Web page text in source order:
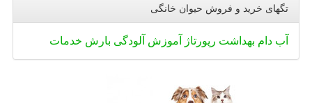
تگهای خرید و فروش حیوان خانگی
آب دام بهداشت رپورتاژ آموزش آلودگی بارش خدمات